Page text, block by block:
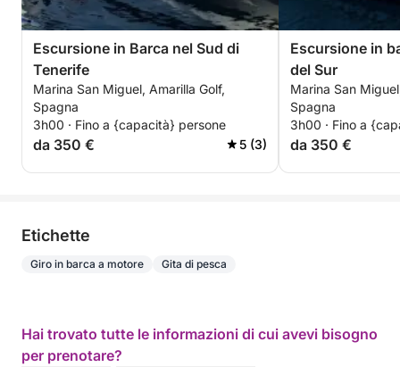
Escursione in Barca nel Sud di
Tenerife
Marina San Miguel, Amarilla Golf,
Spagna
3h00 · Fino a {capacità} persone
da 350 € 5 (3)
Escursione in
del Sur
Marina San
Spagna
3h00 · Fino a
da 350 €
Etichette
Giro in barca a motore Gita di pesca
Hai trovato tutte le informazioni di cui avevi bisogno
per prenotare?